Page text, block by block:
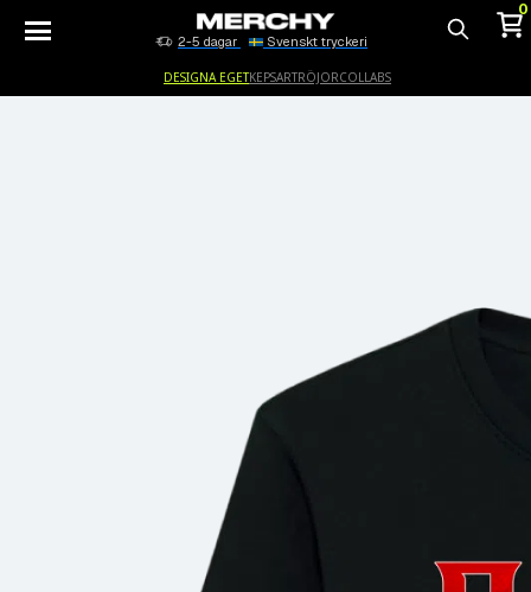
2-5 dagar Svenskt tryckeri
0
DESIGNA EGETKEPSARTRÖJORCOLLABS